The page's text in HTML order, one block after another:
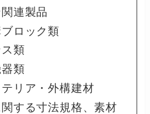
連製品
ロック類
類
類
リア・外構建材
関する寸法規格、素材